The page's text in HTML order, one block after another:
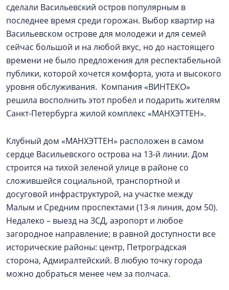
сделали Васильевский остров популярным в
последнее время среди горожан. Выбор квартир на
Васильевском острове для молодежи и для семей
сейчас большой и на любой вкус, но до настоящего
времени не было предложения для респектабельной
публики, которой хочется комфорта, уюта и высокого
уровня обслуживания. Компания «ВИНТЕКО»
решила восполнить этот пробел и подарить жителям
Санкт-Петербурга жилой комплекс «МАНХЭТТЕН».
Клубный дом «МАНХЭТТЕН» расположен в самом
сердце Васильевского острова на 13-й линии. Дом
строится на тихой зеленой улице в районе со
сложившейся социальной, транспортной и
досуговой инфраструктурой, на участке между
Малым и Средним проспектами (13-я линия, дом 50).
Недалеко – выезд на ЗСД, аэропорт и любое
загородное направление; в равной доступности все
исторические районы: центр, Петроградская
сторона, Адмиралтейский. В любую точку города
можно добраться менее чем за полчаса.